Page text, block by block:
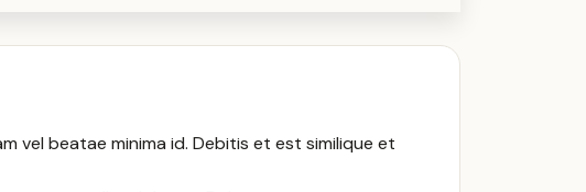
vel beatae minima id. Debitis et est similique et